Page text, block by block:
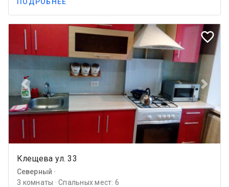
ПОДРОБНЕЕ
favorite_border
Previous Next
Клещева ул. 33
Северный ·
3 комнаты · Спальных мест: 6